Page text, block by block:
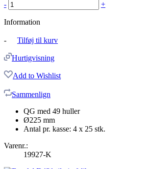
- +
Information
- Tilføj til kurv
Hurtigvisning
Add to Wishlist
Sammenlign
QG med 49 huller
Ø225 mm
Antal pr. kasse: 4 x 25 stk.
Varenr.:
19927-K